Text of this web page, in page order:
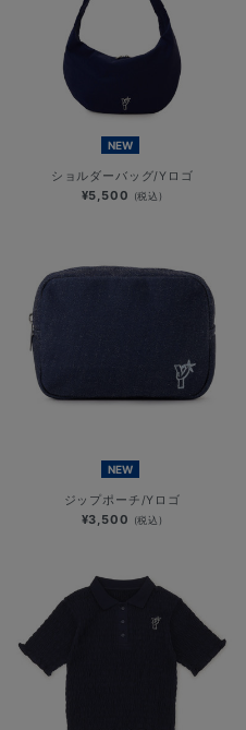
NEW
ショルダーバッグ/Yロゴ
¥5,500 (税込)
NEW
ジップポーチ/Yロゴ
¥3,500 (税込)